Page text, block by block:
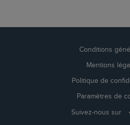
Conditions
Mentions
Politique de
Paramètres de
Suivez-nous sur